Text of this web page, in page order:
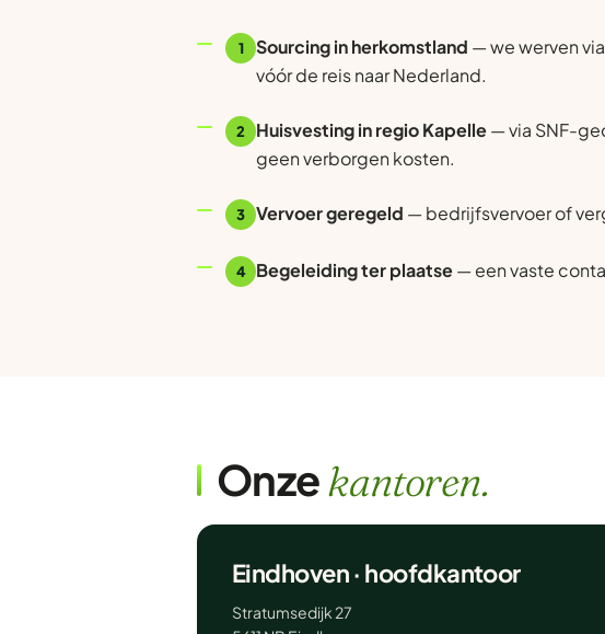
1 Sourcing in herkomstland — we werven
vóór de reis naar Nederland.
2 Huisvesting in regio Kapelle— via SNF-
geen verborgen kosten.
3 Vervoer geregeld — bedrijfsvervoer of
4 Begeleiding ter plaatse— een vaste
Onzekantoren.
Eindhoven · hoofdkantoor
Stratumsedijk 27